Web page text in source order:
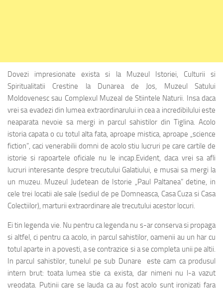
Dovezi impresionate exista si la Muzeul Istoriei, Culturii si
Spiritualitatii Crestine la Dunarea de Jos, Muzeul Satului
Moldovenesc sau Complexul Muzeal de Stiintele Naturii. Insa daca
vrei sa evadezi din lumea extraordinarului in cea a incredibilului este
neaparata nevoie sa mergi in parcul sahistilor din Tiglina. Acolo
istoria capata o cu totul alta fata, aproape mistica, aproape „science
fiction”, caci venerabilii domni de acolo stiu lucruri pe care cartile de
istorie si rapoartele oficiale nu le incap.Evident, daca vrei sa afli
lucruri interesante despre trecutului Galatiului, e musai sa mergi la
un muzeu. Muzeul Judetean de Istorie „Paul Paltanea” detine, in
cele trei locatii ale sale (sediul de pe Domneasca, Casa Cuza si Casa
Colectiilor), marturii extraordinare ale trecutului acestor locuri.
Ei tin legenda vie. Nu pentru ca legenda nu s-ar conserva si propaga
si altfel, ci pentru ca acolo, in parcul sahistilor, oamenii au un har cu
totul aparte in a povesti, a se contrazice si a se completa unii pe altii.
In parcul sahistilor, tunelul pe sub Dunare este cam ca produsul
intern brut: toata lumea stie ca exista, dar nimeni nu l-a vazut
vreodata. Putinii care se lauda ca au fost acolo sunt ironizati fara